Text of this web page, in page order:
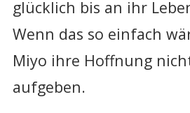
glücklich bis an ihr
Wenn das so einfach
Miyo ihre Hoffnung
aufgeben.